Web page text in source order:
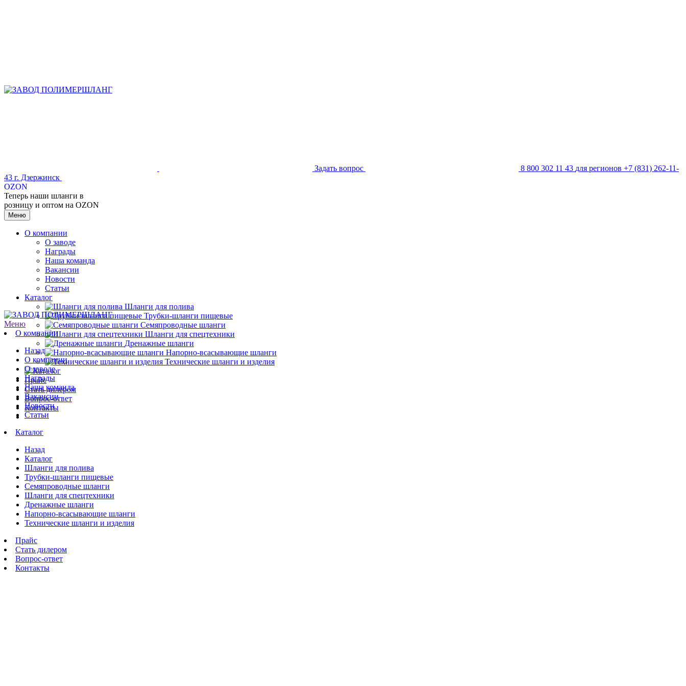
Задать вопрос 8 800 302 11 43 для регионов +7 (831) 262-11-
43 г. Дзержинск
OZON
Теперь наши шланги в
розницу и оптом на OZON
Меню
О компании
О заводе
Награды
Наша команда
Вакансии
Новости
Статьи
Каталог
Шланги для полива
Трубки-шланги пищевые
Семяпроводные шланги
Шланги для спецтехники
Дренажные шланги
Напорно-всасывающие шланги
Технические шланги и изделия
Прайс
Стать дилером
Вопрос-ответ
Контакты
Меню
О компании
Назад
О компании
О заводе
Награды
Наша команда
Вакансии
Новости
Статьи
Каталог
Назад
Каталог
Шланги для полива
Трубки-шланги пищевые
Семяпроводные шланги
Шланги для спецтехники
Дренажные шланги
Напорно-всасывающие шланги
Технические шланги и изделия
Прайс
Стать дилером
Вопрос-ответ
Контакты